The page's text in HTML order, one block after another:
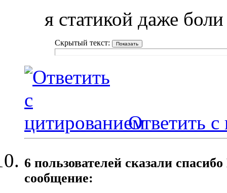
я статикой даже
Скрытый текст:
Ответить с
6 пользователей сказали
сообщение: